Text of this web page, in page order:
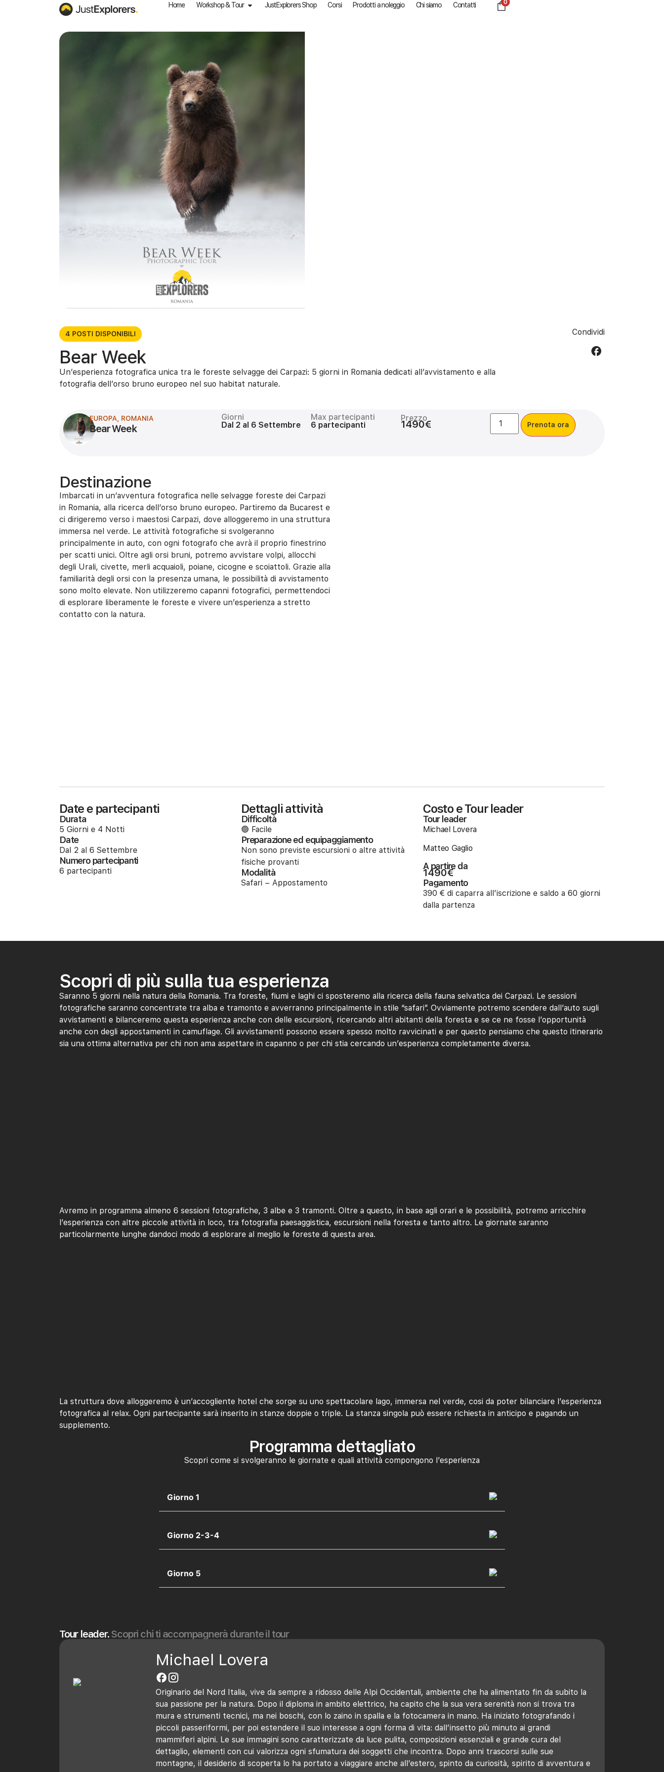
Home Workshop & Tour JustExplorers Shop Corsi Prodotti a noleggio Chi siamo Contatti 0
4 POSTI DISPONIBILI
Bear Week
Un’esperienza fotografica unica tra le foreste selvagge dei Carpazi: 5 giorni in Romania dedicati all’avvistamento e alla
fotografia dell’orso bruno europeo nel suo habitat naturale.
Condividi
EUROPA ROMANIA
Bear Week
Giorni
Dal 2 al 6 Settembre
Max partecipanti
6 partecipanti
Prezzo
1490€ Prenota ora
Destinazione
Imbarcati in un’avventura fotografica nelle selvagge foreste dei Carpazi
in Romania, alla ricerca dell’orso bruno europeo. Partiremo da Bucarest e
ci dirigeremo verso i maestosi Carpazi, dove alloggeremo in una struttura
immersa nel verde. Le attività fotografiche si svolgeranno
principalmente in auto, con ogni fotografo che avrà il proprio finestrino
per scatti unici. Oltre agli orsi bruni, potremo avvistare volpi, allocchi
degli Urali, civette, merli acquaioli, poiane, cicogne e scoiattoli. Grazie alla
familiarità degli orsi con la presenza umana, le possibilità di avvistamento
sono molto elevate. Non utilizzeremo capanni fotografici, permettendoci
di esplorare liberamente le foreste e vivere un’esperienza a stretto
contatto con la natura.
Date e partecipanti
Durata
5 Giorni e 4 Notti
Date
Dal 2 al 6 Settembre
Numero partecipanti
6 partecipanti
Dettagli attività
Difficoltà
🟢 Facile
Preparazione ed equipaggiamento
Non sono previste escursioni o altre attività
fisiche provanti
Modalità
Safari – Appostamento
Costo e Tour leader
Tour leader
Michael Lovera
Matteo Gaglio
A partire da
1490€
Pagamento
390 € di caparra all’iscrizione e saldo a 60 giorni
dalla partenza
Scopri di più sulla tua esperienza
Saranno 5 giorni nella natura della Romania. Tra foreste, fiumi e laghi ci sposteremo alla ricerca della fauna selvatica dei Carpazi. Le sessioni
fotografiche saranno concentrate tra alba e tramonto e avverranno principalmente in stile “safari”. Ovviamente potremo scendere dall’auto sugli
avvistamenti e bilanceremo questa esperienza anche con delle escursioni, ricercando altri abitanti della foresta e se ce ne fosse l’opportunità
anche con degli appostamenti in camuflage. Gli avvistamenti possono essere spesso molto ravvicinati e per questo pensiamo che questo itinerario
sia una ottima alternativa per chi non ama aspettare in capanno o per chi stia cercando un’esperienza completamente diversa.
Avremo in programma almeno 6 sessioni fotografiche, 3 albe e 3 tramonti. Oltre a questo, in base agli orari e le possibilità, potremo arricchire
l’esperienza con altre piccole attività in loco, tra fotografia paesaggistica, escursioni nella foresta e tanto altro. Le giornate saranno
particolarmente lunghe dandoci modo di esplorare al meglio le foreste di questa area.
La struttura dove alloggeremo è un’accogliente hotel che sorge su uno spettacolare lago, immersa nel verde, cosi da poter bilanciare l’esperienza
fotografica al relax. Ogni partecipante sarà inserito in stanze doppie o triple. La stanza singola può essere richiesta in anticipo e pagando un
supplemento.
Programma dettagliato
Scopri come si svolgeranno le giornate e quali attività compongono l’esperienza
Giorno 1
Giorno 2-3-4
Giorno 5
Tour leader. Scopri chi ti accompagnerà durante il tour
Michael Lovera
Originario del Nord Italia, vive da sempre a ridosso delle Alpi Occidentali, ambiente che ha alimentato fin da subito la
sua passione per la natura. Dopo il diploma in ambito elettrico, ha capito che la sua vera serenità non si trova tra
mura e strumenti tecnici, ma nei boschi, con lo zaino in spalla e la fotocamera in mano. Ha iniziato fotografando i
piccoli passeriformi, per poi estendere il suo interesse a ogni forma di vita: dall’insetto più minuto ai grandi
mammiferi alpini. Le sue immagini sono caratterizzate da luce pulita, composizioni essenziali e grande cura del
dettaglio, elementi con cui valorizza ogni sfumatura dei soggetti che incontra. Dopo anni trascorsi sulle sue
montagne, il desiderio di scoperta lo ha portato a viaggiare anche all’estero, spinto da curiosità, spirito di avventura e